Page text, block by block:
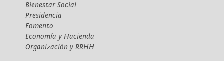
Bienestar Social
Presidencia
Fomento
Economía y Hacienda
Organización y RRHH